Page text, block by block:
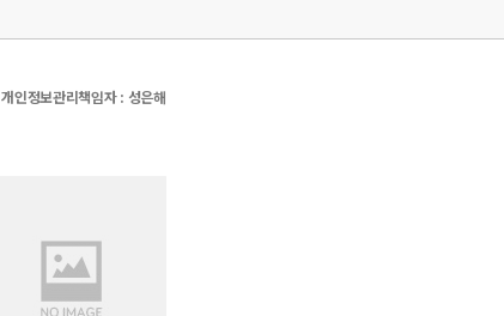
개인정보관리책임자 : 성은해